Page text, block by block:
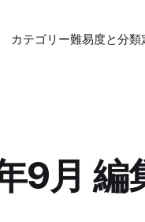
カテゴリー難易度と分類
9月 編